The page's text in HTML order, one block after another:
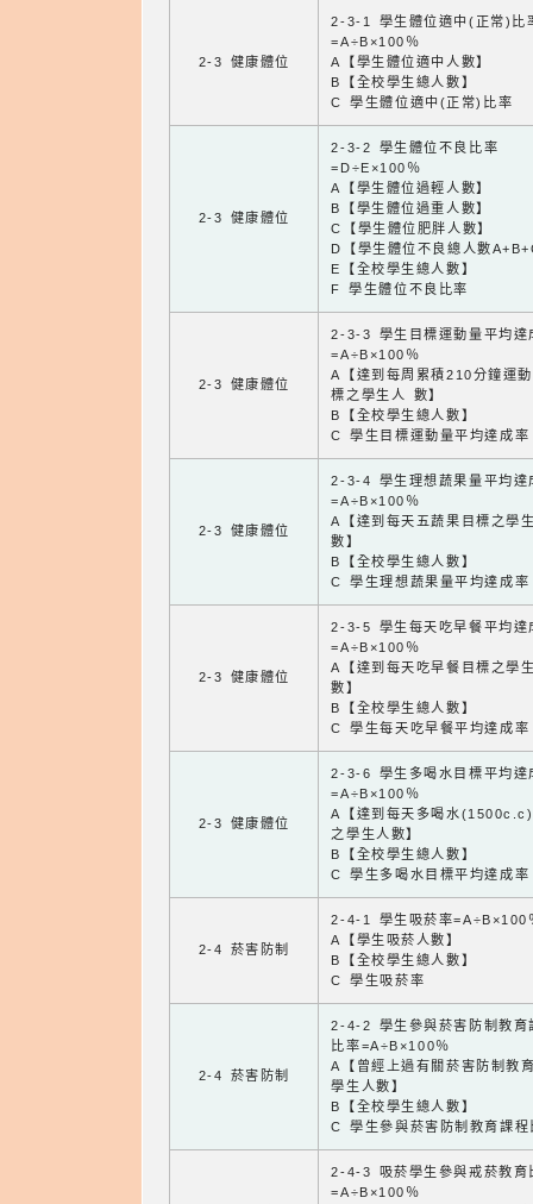
2-3 健康體位
2-3-1 學生體位適中(正常)比
=A÷B×100％
A【學生體位適中人數】
B【全校學生總人數】
C 學生體位適中(正常)比率
2-3 健康體位
2-3-2 學生體位不良比率
=D÷E×100％
A【學生體位過輕人數】
B【學生體位過重人數】
C【學生體位肥胖人數】
D【學生體位不良總人數
E【全校學生總人數】
F 學生體位不良比率
2-3 健康體位
2-3-3 學生目標運動量平均達
=A÷B×100％
A【達到每周累積210分鐘運
標之學生人 數】
B【全校學生總人數】
C 學生目標運動量平均達成率
2-3 健康體位
2-3-4 學生理想蔬果量平均達
=A÷B×100％
A【達到每天五蔬果目標之學
數】
B【全校學生總人數】
C 學生理想蔬果量平均達成率
2-3 健康體位
2-3-5 學生每天吃早餐平均達
=A÷B×100％
A【達到每天吃早餐目標之學
數】
B【全校學生總人數】
C 學生每天吃早餐平均達成率
2-3 健康體位
2-3-6 學生多喝水目標平均達
=A÷B×100％
A【達到每天多喝水
之學生人數】
B【全校學生總人數】
C 學生多喝水目標平均達成率
2-4 菸害防制
2-4-1 學生吸菸率=A÷B×100
A【學生吸菸人數】
B【全校學生總人數】
C 學生吸菸率
2-4 菸害防制
2-4-2 學生參與菸害防制教育
比率=A÷B×100％
A【曾經上過有關菸害防制教
學生人數】
B【全校學生總人數】
C 學生參與菸害防制教育課程
2-4-3 吸菸學生參與戒菸教育
=A÷B×100％